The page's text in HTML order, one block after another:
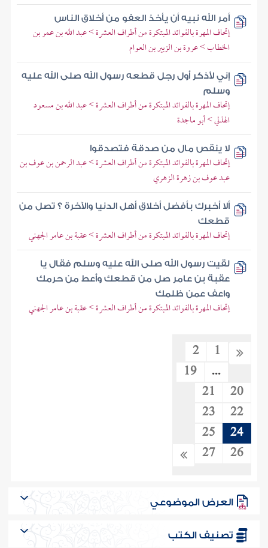
أمر الله نبيه أن يأخذ العفو من أخلاق الناس
إتحاف المهرة بالفوائد المبتكرة من أطراف العشرة > عبد الله بن عمر بن
الخطاب > عروة بن الزبير بن العوام
إني لأذكر أول رجل قطعه رسول الله صلى الله عليه
وسلم
إتحاف المهرة بالفوائد المبتكرة من أطراف العشرة > عبد الله بن مسعود
الهذلي > أبو ماجدة
لا ينقص مال من صدقة فتصدقوا
إتحاف المهرة بالفوائد المبتكرة من أطراف العشرة > عبد الرحمن بن عوف بن
عبد عوف بن زهرة الزهري
ألا أخبرك بأفضل أخلاق أهل الدنيا والآخرة ؟ تصل من
قطعك
إتحاف المهرة بالفوائد المبتكرة من أطراف العشرة > عقبة بن عامر الجهني
لقيت رسول الله صلى الله عليه وسلم فقال يا
عقبة بن عامر صل من قطعك وأعط من حرمك
واعف عمن ظلمك
إتحاف المهرة بالفوائد المبتكرة من أطراف العشرة > عقبة بن عامر الجهني
1
2
...
19
20
21
22
23
24
25
26
27
العرض الموضوعي
تصنيف الكتب